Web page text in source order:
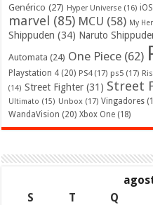
Genérico (27) Hyper Universe (16) iOS
marvel (85) MCU (58) My
Shippuden (34) Naruto
Automata (24) One Piece (62)
Playstation 4 (20) PS4(17) ps5 (17)
(14) Street Fighter (31) Street
Ultimato (15) Unbox (17) Vingadores
WandaVision (20) Xbox One (18)
S
T Q